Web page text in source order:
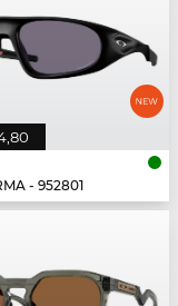
- 952801